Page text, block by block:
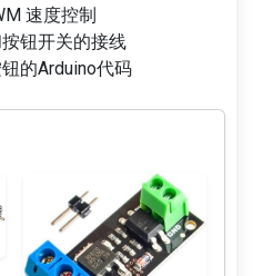
速度控制
钮开关的接线
的Arduino代码